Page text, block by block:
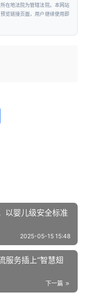
在地法院为管辖法院。本网站
览链接页面，用户继续使用即
以婴儿级安全标准
2025-05-15 15:48
服务插上“智慧翅
下一篇